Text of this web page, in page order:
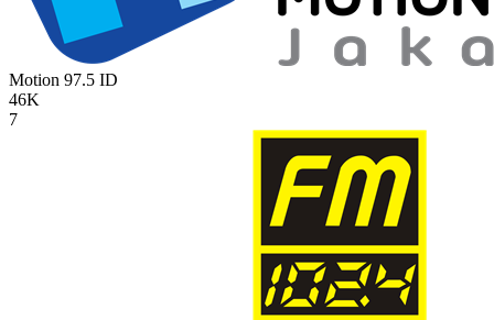
Motion 97.5 ID
46K
7